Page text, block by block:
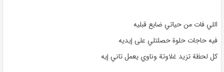
اللي فات من حياتي ضايع قبليه
فيه حاجات حلوة حصلتلي على إيديه
كل لحظة تزيد غلاوتة وناوي يعمل تاني إيه